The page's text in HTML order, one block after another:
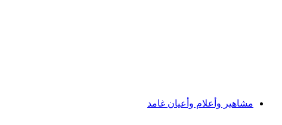
مشاهير وأعلام وأعيان غامد